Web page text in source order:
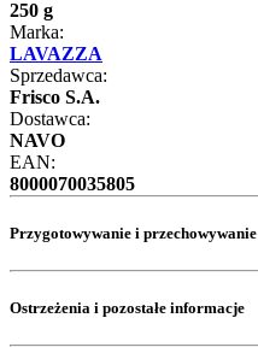
250 g
Marka:
LAVAZZA
Sprzedawca:
Frisco S.A.
Dostawca:
NAVO
EAN:
8000070035805
Przygotowywanie i przechowywanie
Ostrzeżenia i pozostałe informacje